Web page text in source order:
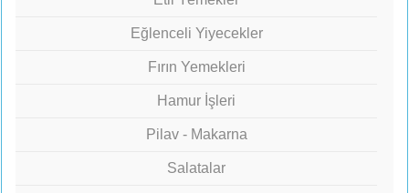
Eğlenceli Yiyecekler
Fırın Yemekleri
Hamur İşleri
Pilav - Makarna
Salatalar